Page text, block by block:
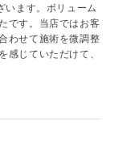
います。ボリューム
です。当店ではお客
わせて施術を微調整
感じていただけて、